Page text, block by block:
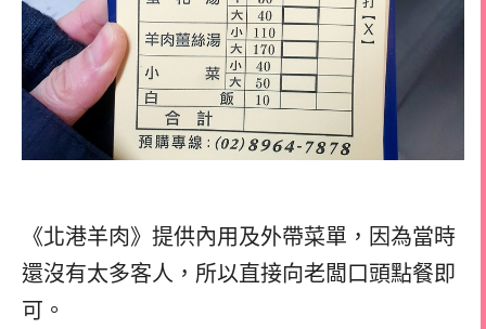
《北港羊肉》提供內用及外帶菜單，因為當時
還沒有太多客人，所以直接向老闆口頭點餐即
可。